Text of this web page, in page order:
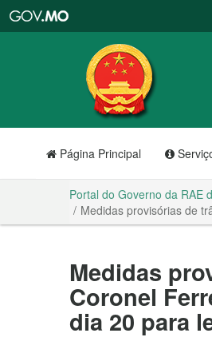
RAE
de
Macau
Página Principal
Portal do Governo da RAE
Medidas provisórias de
Medidas
Coronel
dia 20 para